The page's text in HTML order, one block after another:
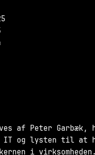
af Peter Garbæk,
IT og lysten til at
i